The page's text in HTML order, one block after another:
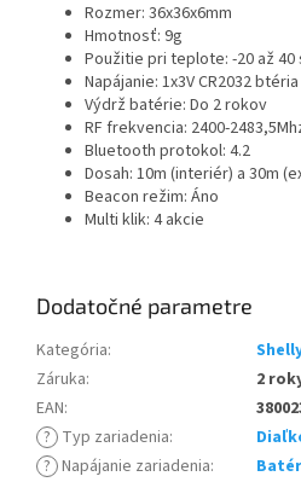
Rozmer: 36x36x6mm
Hmotnosť: 9g
Použitie pri teplote: -20 až
Napájanie: 1x3V CR2032
Výdrž batérie: Do 2 rokov
RF frekvencia: 2400-
Bluetooth protokol: 4.2
Dosah: 10m (interiér) a 30m
Beacon režim: Áno
Multi klik: 4 akcie
Dodatočné parametre
Kategória:
Záruka:
2
EAN:
? Typ zariadenia:
? Napájanie zariadenia: